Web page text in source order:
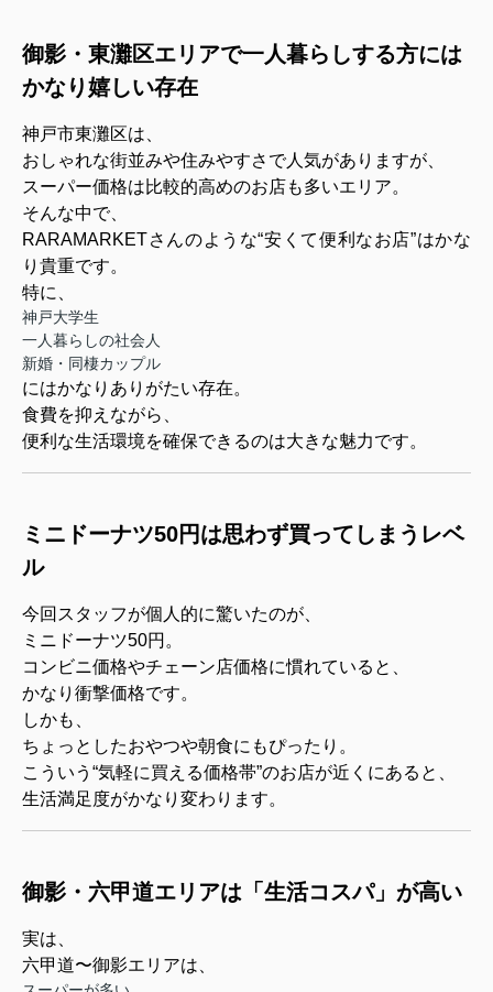
御影・東灘区エリアで一人暮らしする方には
かなり嬉しい存在
神戸市東灘区は、
おしゃれな街並みや住みやすさで人気がありますが、
スーパー価格は比較的高めのお店も多いエリア。
そんな中で、
RARAMARKETさんのような“安くて便利なお店”はかな
り貴重です。
特に、
神戸大学生
一人暮らしの社会人
新婚・同棲カップル
にはかなりありがたい存在。
食費を抑えながら、
便利な生活環境を確保できるのは大きな魅力です。
ミニドーナツ50円は思わず買ってしまうレベ
ル
今回スタッフが個人的に驚いたのが、
ミニドーナツ50円。
コンビニ価格やチェーン店価格に慣れていると、
かなり衝撃価格です。
しかも、
ちょっとしたおやつや朝食にもぴったり。
こういう“気軽に買える価格帯”のお店が近くにあると、
生活満足度がかなり変わります。
御影・六甲道エリアは「生活コスパ」が高い
実は、
六甲道〜御影エリアは、